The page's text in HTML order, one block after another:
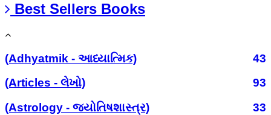
Best Sellers Books
(Adhyatmik - આધ્યાત્મિક)
43
(Articles - લેખો)
93
(Astrology - જ્યોતિષશાસ્ત્ર)
33